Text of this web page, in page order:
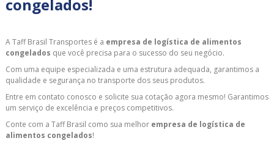
congelados!
A Taff Brasil Transportes é a empresa de logística de alimentos
congelados que você precisa para o sucesso do seu negócio.
Com uma equipe especializada e uma estrutura adequada, garantimos a
qualidade e segurança no transporte dos seus produtos.
Entre em contato conosco e solicite sua cotação agora mesmo! Garantimos
um serviço de excelência e preços competitivos.
Conte com a Taff Brasil como sua melhor empresa de logística de
alimentos congelados!